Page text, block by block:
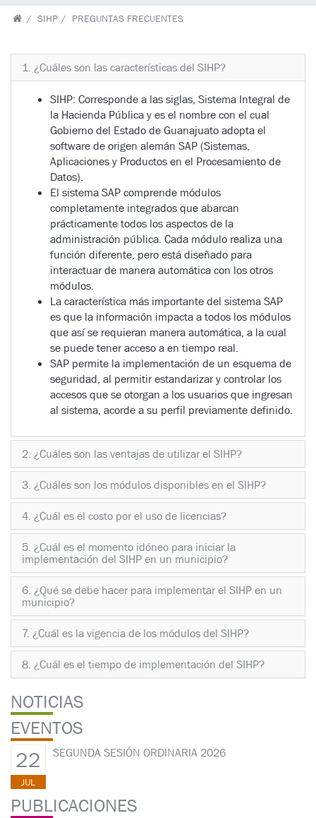
SIHP PREGUNTAS FRECUENTES
1. ¿Cuáles son las características del SIHP?
SIHP: Corresponde a las siglas, Sistema Integral de
la Hacienda Pública y es el nombre con el cual
Gobierno del Estado de Guanajuato adopta el
software de origen alemán SAP (Sistemas,
Aplicaciones y Productos en el Procesamiento de
Datos).
El sistema SAP comprende módulos
completamente integrados que abarcan
prácticamente todos los aspectos de la
administración pública. Cada módulo realiza una
función diferente, pero está diseñado para
interactuar de manera automática con los otros
módulos.
La característica más importante del sistema SAP
es que la información impacta a todos los módulos
que así se requieran manera automática, a la cual
se puede tener acceso a en tiempo real.
SAP permite la implementación de un esquema de
seguridad, al permitir estandarizar y controlar los
accesos que se otorgan a los usuarios que ingresan
al sistema, acorde a su perfil previamente definido.
2. ¿Cuáles son las ventajas de utilizar el SIHP?
3. ¿Cuáles son los módulos disponibles en el SIHP?
4. ¿Cuál es el costo por el uso de licencias?
5. ¿Cuál es el momento idóneo para iniciar la
implementación del SIHP en un municipio?
6. ¿Qué se debe hacer para implementar el SIHP en un
municipio?
7. ¿Cuál es la vigencia de los módulos del SIHP?
8. ¿Cuál es el tiempo de implementación del SIHP?
NOTICIAS
EVENTOS
22
JUL
SEGUNDA SESIÓN ORDINARIA 2026
PUBLICACIONES